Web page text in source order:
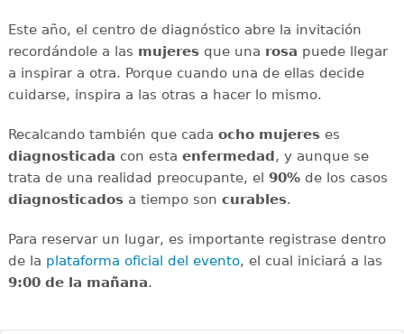
Este año, el centro de diagnóstico abre la invitación
recordándole a las mujeresque una rosa puede llegar
a inspirar a otra. Porque cuando una de ellas decide
cuidarse, inspira a las otras a hacer lo mismo.
Recalcando también que cada ocho mujereses
diagnosticada con esta enfermedad , y aunque se
trata de una realidad preocupante, el 90%de los casos
diagnosticadosa tiempo son curables.
Para reservar un lugar, es importante registrase dentro
de la plataforma oficial del evento, el cual iniciará a las
9:00 de la mañana.